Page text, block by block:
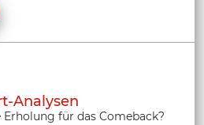
Analysen
Erholung für das Comeback?